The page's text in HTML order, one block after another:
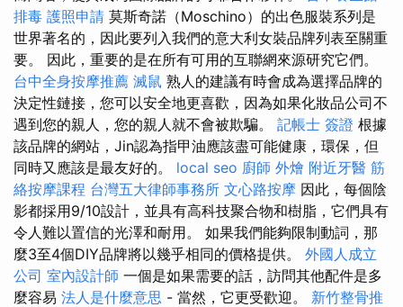
排毒 護照申請 莫斯奇諾（Moschino）的出色服裝系列是
世界著名的，因此要列入我們的意大利女裝品牌列表至關重
要。 因此，重要的是在所有可用的互聯網來源研究它們。
台中全身按摩推薦 滅鼠 熟人的建議有時會成為選擇品牌的
決定性鏈接，您可以安全地更喜歡，因為如果化妝品公司不
遇到您的親人，您的親人就不會被欺騙。 記帳士 簽證 根據
該品牌的網站，Jin認為指甲油應該盡可能健康，環保，但
同時又應該是最友好的。 local seo 廚師 外燴 附近牙醫 筋
絡按摩課程 台灣五大律師事務所 文心路按摩 因此，每個陰
影都採用9/10設計，並具有高科技聚合物和樹脂，它們具有
令人難以置信的光澤和耐用。 如果我們能夠限制動詞，那
麼3至4個DIY品牌將以幾乎相同的價格提供。 外國人成立
公司 室內設計師 一個是如果需要的話，訪問其他配件是多
麼容易 法人是什麼意思 - 當然，它更受歡迎。 新竹整骨推